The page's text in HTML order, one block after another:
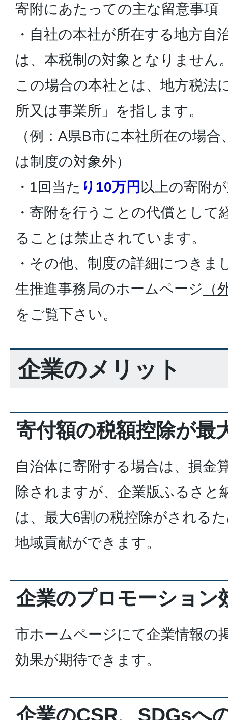
寄附にあたっての主な留意事項
・自社の本社が所在する地方自
は、本税制の対象となりません
この場合の本社とは、地方税法
所又は事業所」を指します。
（例：A県B市に本社所在の場
は制度の対象外）
・1回当た り10万円 以上の寄附
・寄附を行うことの代償として
ることは禁止されています。
・その他、制度の詳細につきま
生推進事務局のホームページ （
をご覧下さい。
企業のメリット
寄付額の税額控除が最
自治体に寄附する場合は、損金
除されますが、企業版ふるさと
は、最大6割の税控除がされる
地域貢献ができます。
企業のプロモーション
市ホームページにて企業情報の
効果が期待できます。
企業のCSR、SDGsへ